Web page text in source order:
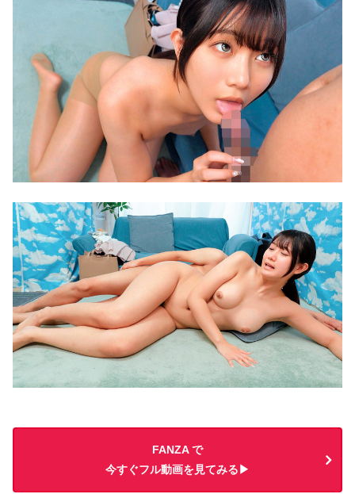
FANZA で
今すぐフル動画を見てみる▶